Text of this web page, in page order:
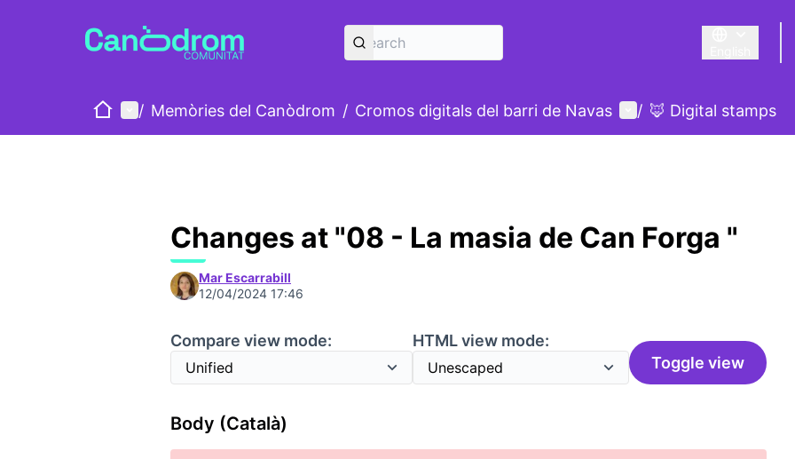
Triar la llengua
HomeMain menu
/ Memòries del Canòdrom / Cromos digitals del barri de Navas User menu
/ 🦊 Digital stamps
Changes at "08 - La masia de Can Forga "
Mar Escarrabill
12/04/2024 17:46
Compare view mode:
HTML view mode:
Toggle view
Body (Català)